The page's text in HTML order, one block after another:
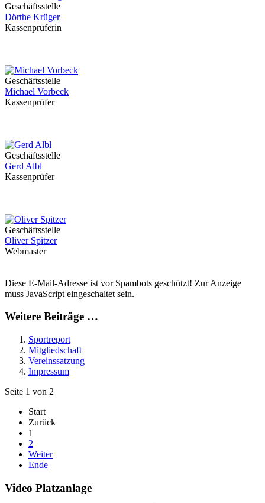
Geschäftsstelle
Dörthe Krüger
Kassenprüferin
Geschäftsstelle
Michael Vorbeck
Kassenprüfer
Geschäftsstelle
Gerd Albl
Kassenprüfer
Geschäftsstelle
Oliver Spitzer
Webmaster
Diese E-Mail-Adresse ist vor Spambots geschützt! Zur Anzeige
muss JavaScript eingeschaltet sein.
Weitere Beiträge …
Sportreport
Mitgliedschaft
Vereinssatzung
Impressum
Seite 1 von 2
Start
Zurück
1
2
Weiter
Ende
Video Platzanlage